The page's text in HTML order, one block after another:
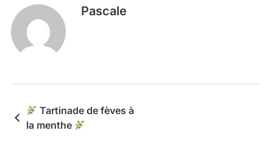
Pascale
Tartinade de fèves à
la menthe